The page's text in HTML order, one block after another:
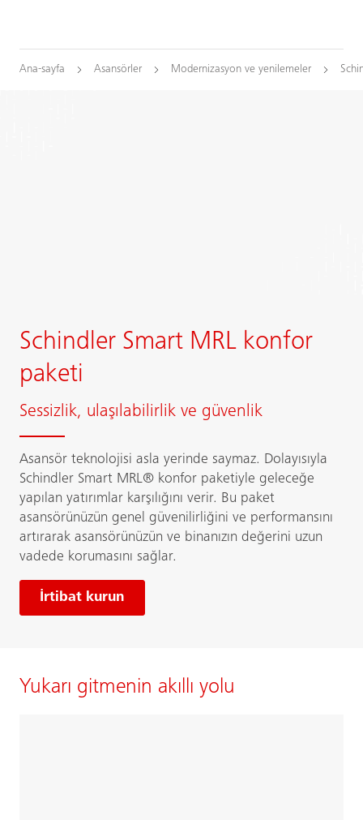
Ana-sayfa Asansörler Modernizasyon ve yenilemeler
Schindler Smart MRL konfor
paketi
Sessizlik, ulaşılabilirlik ve güvenlik
Asansör teknolojisi asla yerinde saymaz. Dolayısıyla
Schindler Smart MRL® konfor paketiyle geleceğe
yapılan yatırımlar karşılığını verir. Bu paket
asansörünüzün genel güvenilirliğini ve performansını
artırarak asansörünüzün ve binanızın değerini uzun
vadede korumasını sağlar.
İrtibat kurun
Yukarı gitmenin akıllı yolu